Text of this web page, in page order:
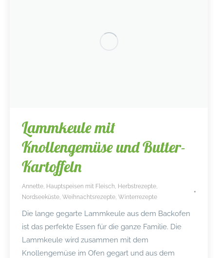
Lammkeule mit
Knollengemüse und Butter-
Kartoffeln
Annette Hauptspeisen mit Fleisch Herbstrezepte
Nordseeküste Weihnachtsrezepte Winterrezepte
Die lange gegarte Lammkeule aus dem Backofen
ist das perfekte Essen für die ganze Familie. Die
Lammkeule wird zusammen mit dem
Knollengemüse im Ofen gegart und aus dem